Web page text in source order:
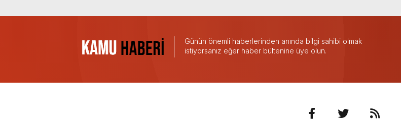
Günün önemli haberlerinden anında bilgi sahibi olmak
istiyorsanız eğer haber bültenine üye olun.